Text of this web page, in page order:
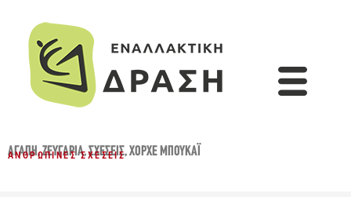
ΑΓΆΠΗ,ΖΕΥΓΆΡΙΑ,ΣΧΈΣΕΙΣ,ΧΌΡΧΕ ΜΠΟΥΚΆΙ
ΑΝΘΡΏΠΙΝΕΣ ΣΧΈΣΕΙΣ